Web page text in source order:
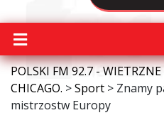
POLSKI FM 92.7 -
CHICAGO. >Sport > Znamy
mistrzostw Europy